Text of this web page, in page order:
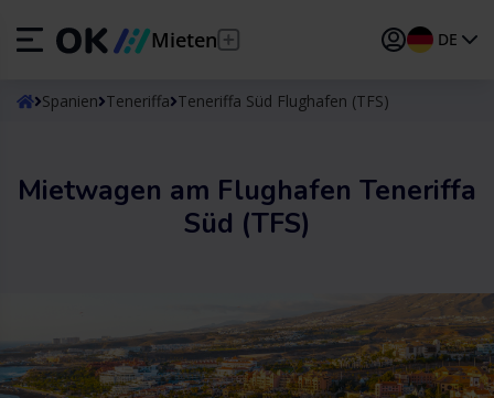
Mieten DE
ESEspañol
DEDeutsch
TRTürkçe
Spanien Teneriffa Teneriffa Süd Flughafen (TFS)
Mietwagen am Flughafen Teneriffa
Süd (TFS)